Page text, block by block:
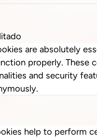
are absolutely
properly. These
and security
help to perform